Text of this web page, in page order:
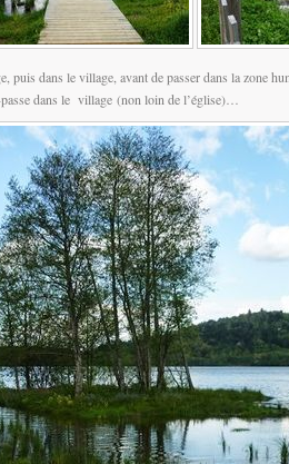
puis dans le village, avant de passer dans la zone
dans le village (non loin de l’église)…